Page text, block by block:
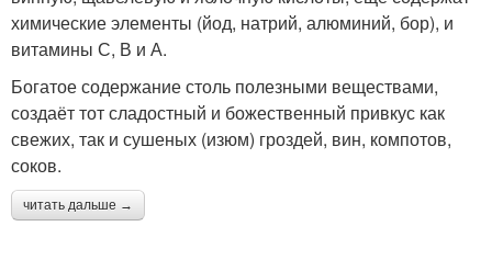
химические элементы (йод, натрий, алюминий, бор), и
витамины С, В и А.
Богатое содержание столь полезными веществами,
создаёт тот сладостный и божественный привкус как
свежих, так и сушеных (изюм) гроздей, вин, компотов,
соков.
читать дальше →